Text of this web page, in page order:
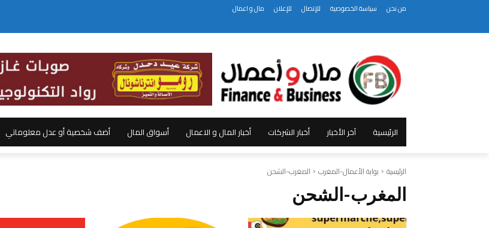
مال و اعمال للإعلان للإتصال سياسة الخصوصية من نحن
الرئيسية آخر الأخبار أخبار الشركات أخبار المال و الاعمال أسواق المال أضف شخصية أو عدل معلوماتي
الرئيسية بوابة الأعمال-المغرب المغرب-الشحن
المغرب-الشحن